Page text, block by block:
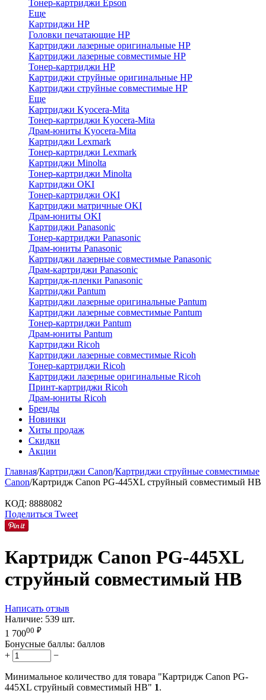
Тонер-картриджи Epson
Еще
Картриджи HP
Головки печатающие HP
Картриджи лазерные оригинальные HP
Картриджи лазерные совместимые HP
Тонер-картриджи HP
Картриджи струйные оригинальные HP
Картриджи струйные совместимые HP
Еще
Картриджи Kyocera-Mita
Тонер-картриджи Kyocera-Mita
Драм-юниты Kyocera-Mita
Картриджи Lexmark
Тонер-картриджи Lexmark
Картриджи Minolta
Тонер-картриджи Minolta
Картриджи OKI
Тонер-картриджи OKI
Картриджи матричные OKI
Драм-юниты OKI
Картриджи Panasonic
Тонер-картриджи Panasonic
Драм-юниты Panasonic
Картриджи лазерные совместимые Panasonic
Драм-картриджи Panasonic
Картридж-пленки Panasonic
Картриджи Pantum
Картриджи лазерные оригинальные Pantum
Картриджи лазерные совместимые Pantum
Тонер-картриджи Pantum
Драм-юниты Pantum
Картриджи Ricoh
Картриджи лазерные совместимые Ricoh
Тонер-картриджи Ricoh
Картриджи лазерные оригинальные Ricoh
Принт-картриджи Ricoh
Драм-юниты Ricoh
Бренды
Новинки
Хиты продаж
Скидки
Акции
Главная/Картриджи Canon/Картриджи струйные совместимые
Canon/Картридж Canon PG-445XL струйный совместимый HB
КОД: 8888082
Поделиться Tweet
Картридж Canon PG-445XL
струйный совместимый HB
Написать отзыв
Наличие: 539 шт.
1 70000 ₽
Бонусные баллы: баллов
+
−
Минимальное количество для товара "Картридж Canon PG-
445XL струйный совместимый HB" 1.